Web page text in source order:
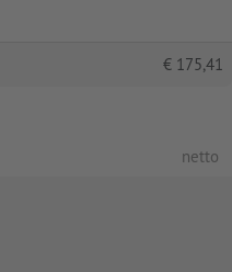
€ 175,41
netto